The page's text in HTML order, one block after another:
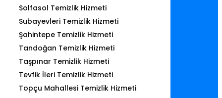
Solfasol Temizlik Hizmeti
Subayevleri Temizlik Hizmeti
Şahintepe Temizlik Hizmeti
Tandoğan Temizlik Hizmeti
Taşpınar Temizlik Hizmeti
Tevfik İleri Temizlik Hizmeti
Topçu Mahallesi Temizlik Hizmeti